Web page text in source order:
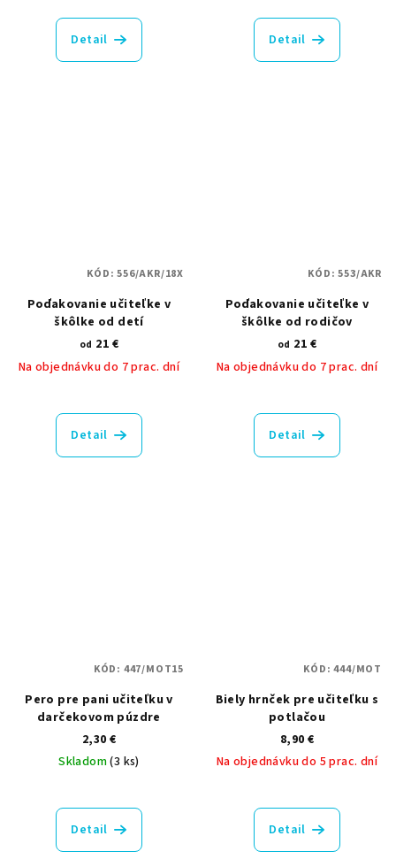
Detail Detail
Poďakovanie učiteľke v
škôlke od detí
od 21 €
Na objednávku do 7 prac. dní
Detail
KÓD:556/AKR/18X
Poďakovanie učiteľke v
škôlke od rodičov
od 21 €
Na objednávku do 7 prac. dní
Detail
KÓD:553/AKR
Pero pre pani učiteľku v
darčekovom púzdre
2,30 €
Skladom(3 ks)
hodnotenie
produktu
Detail
KÓD: 447/MOT15
Biely hrnček pre učiteľku s
potlačou
8,90 €
Na objednávku do 5 prac. dní
Detail
KÓD:444/MOT